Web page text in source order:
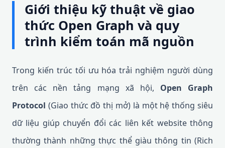
Giới thiệu kỹ thuật về giao
thức Open Graph và quy
trình kiểm toán mã nguồn
Trong kiến trúc tối ưu hóa trải nghiệm người dùng
trên các nền tảng mạng xã hội, Open Graph
Protocol (Giao thức đồ thị mở) là một hệ thống siêu
dữ liệu giúp chuyển đổi các liên kết website thông
thường thành những thực thể giàu thông tin (Rich